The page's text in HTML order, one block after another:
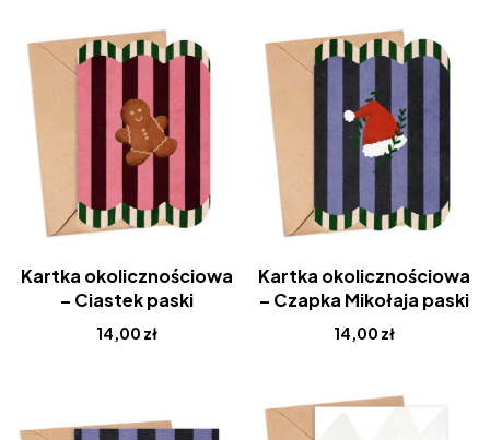
Kartka okolicznościowa
– Ciastek paski
14,00 zł
Kartka okolicznościowa
– Czapka Mikołaja paski
14,00 zł